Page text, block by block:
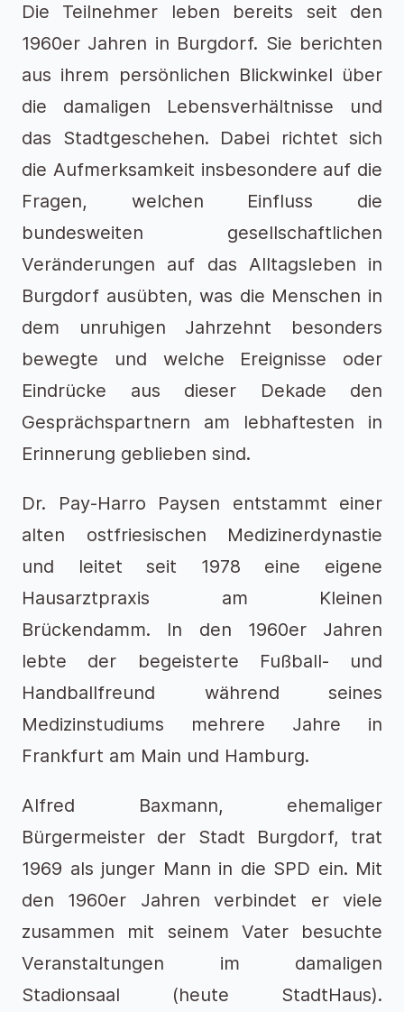
Die Teilnehmer leben bereits seit den
1960er Jahren in Burgdorf. Sie berichten
aus ihrem persönlichen Blickwinkel über
die damaligen Lebensverhältnisse und
das Stadtgeschehen. Dabei richtet sich
die Aufmerksamkeit insbesondere auf die
Fragen, welchen Einfluss die
bundesweiten gesellschaftlichen
Veränderungen auf das Alltagsleben in
Burgdorf ausübten, was die Menschen in
dem unruhigen Jahrzehnt besonders
bewegte und welche Ereignisse oder
Eindrücke aus dieser Dekade den
Gesprächspartnern am lebhaftesten in
Erinnerung geblieben sind.
Dr. Pay-Harro Paysen entstammt einer
alten ostfriesischen Medizinerdynastie
und leitet seit 1978 eine eigene
Hausarztpraxis am Kleinen
Brückendamm. In den 1960er Jahren
lebte der begeisterte Fußball- und
Handballfreund während seines
Medizinstudiums mehrere Jahre in
Frankfurt am Main und Hamburg.
Alfred Baxmann, ehemaliger
Bürgermeister der Stadt Burgdorf, trat
1969 als junger Mann in die SPD ein. Mit
den 1960er Jahren verbindet er viele
zusammen mit seinem Vater besuchte
Veranstaltungen im damaligen
Stadionsaal (heute StadtHaus).